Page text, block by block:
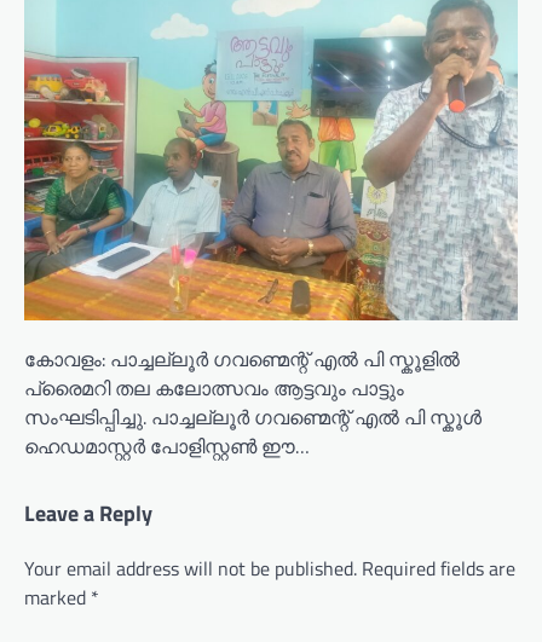
കോവളം: പാച്ചല്ലൂർ ഗവണ്മെന്റ് എൽ പി സ്കൂളിൽ
പ്രൈമറി തല കലോത്സവം ആട്ടവും പാട്ടും
സംഘടിപ്പിച്ചു. പാച്ചല്ലൂർ ഗവണ്മെന്റ് എൽ പി സ്കൂൾ
ഹെഡമാസ്റ്റർ പോളിസ്റ്റൺ ഈ…
Leave a Reply
Your email address will not be published. Required fields are
marked *